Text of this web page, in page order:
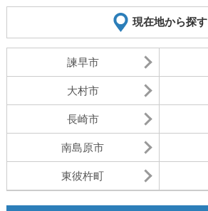
現在地から探す
諫早市
大村市
長崎市
南島原市
東彼杵町